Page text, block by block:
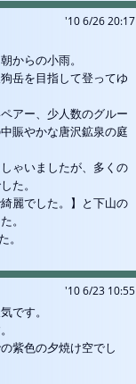
'10 6/26 20:17
からの小雨。
岳を目指して登ってゆ
アー、少人数のグルー
賑やかな唐沢鉱泉の庭
ゃいましたが、多くの
た。
麗でした。】と下山の
。
'10 6/23 10:55
です。
紫色の夕焼け空でし